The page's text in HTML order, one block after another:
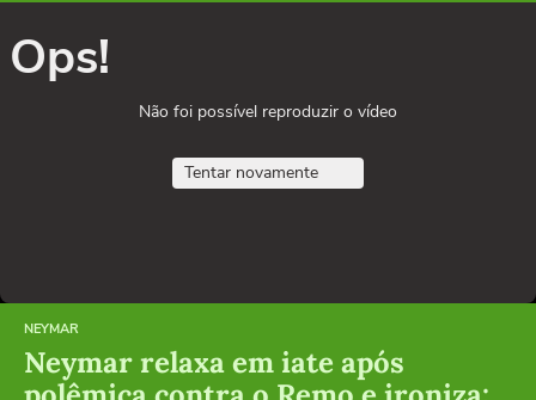
Ops!
Não foi possível reproduzir o vídeo
Tentar novamente
NEYMAR
Neymar relaxa em iate após